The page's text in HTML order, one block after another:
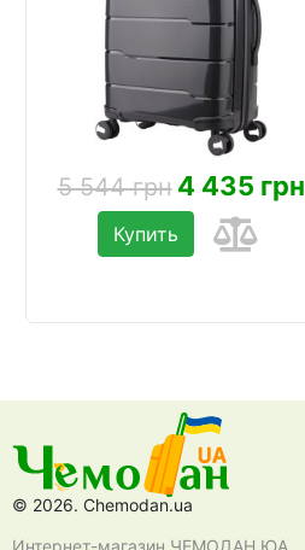
5 544 грн 4 435 грн
Купить
© 2026. Chemodan.ua
Интернет-магазин ЧЕМОДАН ЮА